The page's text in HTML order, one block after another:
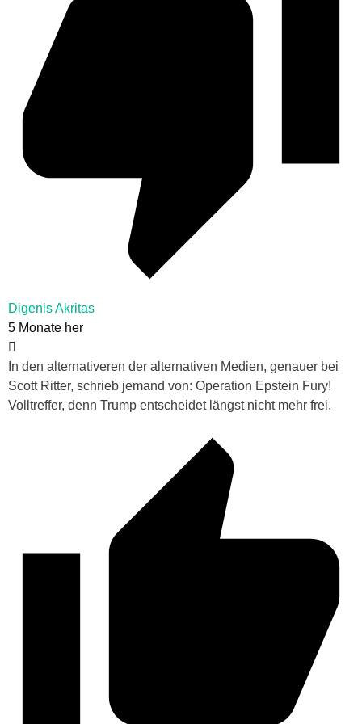
Digenis Akritas
5 Monate her
In den alternativeren der alternativen Medien, genauer bei
Scott Ritter, schrieb jemand von: Operation Epstein Fury!
Volltreffer, denn Trump entscheidet längst nicht mehr frei.